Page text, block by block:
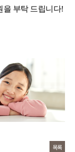
을 부탁 드립니다!
목록